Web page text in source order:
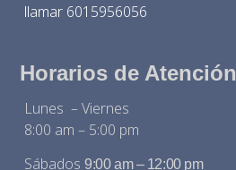
llamar 6015956056
Horarios de Atención
Lunes – Viernes
8:00 am – 5:00 pm
Sábados 9:00 am – 12:00 pm